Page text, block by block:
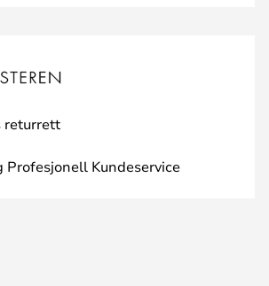
returrett
Profesjonell Kundeservice